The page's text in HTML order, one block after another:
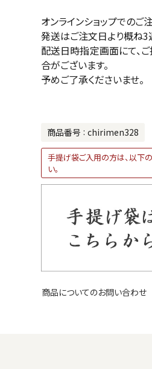
オンラインショップでのご
発送はご注文日より概ね3
配送日時指定画面にて、
合がございます。
予めご了承くださいませ。
商品番号 chirimen328
手提げ袋ご入用の方は、以下
い。
商品についてのお問い合わせ